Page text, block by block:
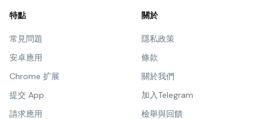
特點
常見問題
安卓應用
Chrome 扩展
提交 App
請求應用
關於
隱私政策
條款
關於我們
加入Telegram
檢舉與回饋